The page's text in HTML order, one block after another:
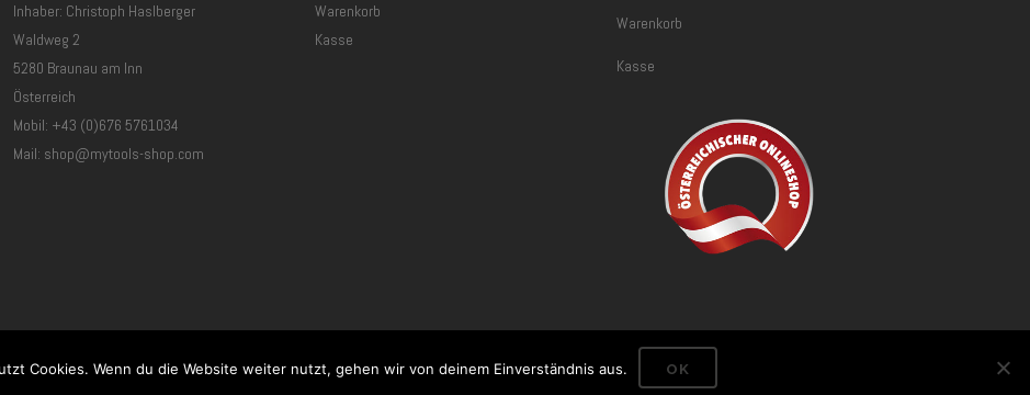
Inhaber: Christoph Haslberger
Waldweg 2
5280 Braunau am Inn
Österreich
Mobil: +43 (0)676 5761034
Mail: shop@mytools-shop.com
Warenkorb
Kasse
Warenkorb
Kasse
Vertrag widerrufen
Cookies. Wenn du die Website weiter nutzt, gehen wir von deinem Einverständnis aus. OK